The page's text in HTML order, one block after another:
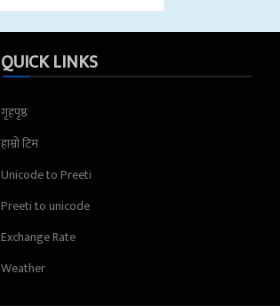
QUICK LINKS
गृहपृष्ठ
हाम्रो टिम
Unicode to Preeti
Preeti to unicode
Exchange Rate
Weather